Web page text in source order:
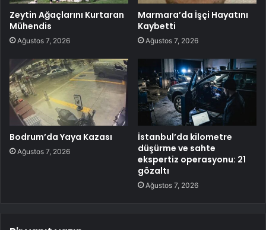
Zeytin Ağaçlarını Kurtaran
Mühendis
Ağustos 7, 2026
Marmara’da İşçi Hayatını
Kaybetti
Ağustos 7, 2026
Bodrum’da Yaya Kazası
Ağustos 7, 2026
İstanbul’da kilometre
düşürme ve sahte
ekspertiz operasyonu: 21
gözaltı
Ağustos 7, 2026